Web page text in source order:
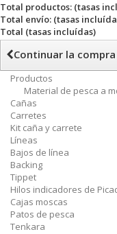
Total productos: (tasas
Total envío: (tasas
Total (tasas incluídas)
Continuar la compra
Productos
Material de pesca a
Cañas
Carretes
Kit caña y carrete
Líneas
Bajos de línea
Backing
Tippet
Hilos indicadores de
Cajas moscas
Patos de pesca
Tenkara